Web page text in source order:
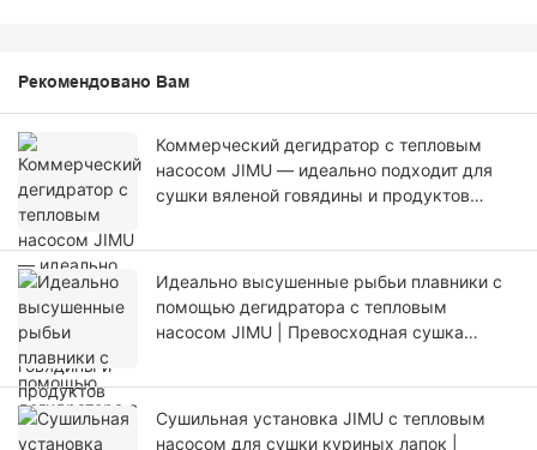
Рекомендовано Вам
Коммерческий дегидратор с тепловым
насосом JIMU — идеально подходит для
сушки вяленой говядины и продуктов
Идеально высушенные рыбьи плавники с
помощью дегидратора с тепловым
насосом JIMU | Превосходная сушка
Сушильная установка JIMU с тепловым
насосом для сушки куриных лапок |